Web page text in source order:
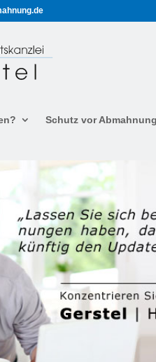
Schutz vor